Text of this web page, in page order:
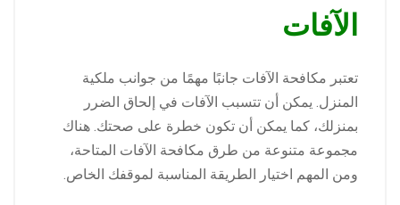
الآفات
تعتبر مكافحة الآفات جانبًا مهمًا من جوانب ملكية
المنزل. يمكن أن تتسبب الآفات في إلحاق الضرر
بمنزلك، كما يمكن أن تكون خطرة على صحتك. هناك
مجموعة متنوعة من طرق مكافحة الآفات المتاحة،
ومن المهم اختيار الطريقة المناسبة لموقفك الخاص.